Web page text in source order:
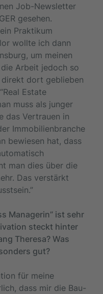
Job-Newsletter
gesehen.
Praktikum
wollte ich dann
um meinen
Arbeit jedoch so
dort geblieben
Estate
muss als junger
das Vertrauen in
Immobilienbranche
bewiesen hat, dass
man dies über die
Das verstärkt
Managerin” ist sehr
steckt hinter
Theresa? Was
gut?
für meine
dass mir die Bau-